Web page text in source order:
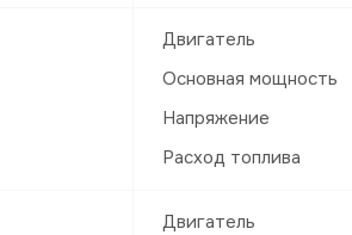
Двигатель
Основная мощность
Напряжение
Расход топлива
Двигатель